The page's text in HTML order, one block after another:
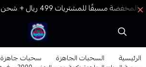
فيب المدينة
الرئيسية السحبات الجاهزة سحبات جاهزة